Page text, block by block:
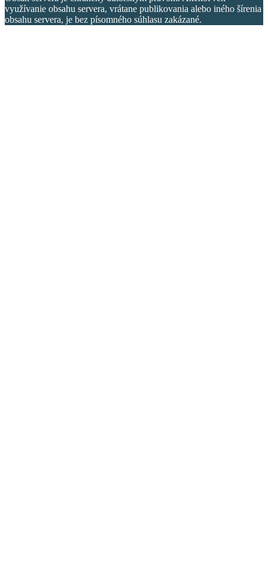
využívanie obsahu servera, vrátane publikovania alebo iného šírenia
obsahu servera, je bez písomného súhlasu zakázané.